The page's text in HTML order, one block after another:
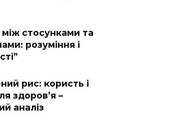
між стосунками та
розуміння і
рис: користь і
здоров’я –
аналіз